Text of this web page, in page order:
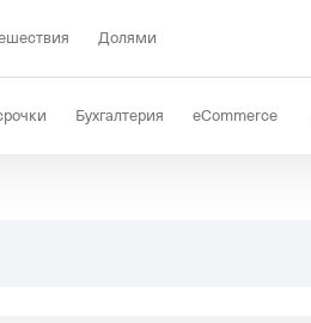
Долями
Бухгалтерия eCommerce